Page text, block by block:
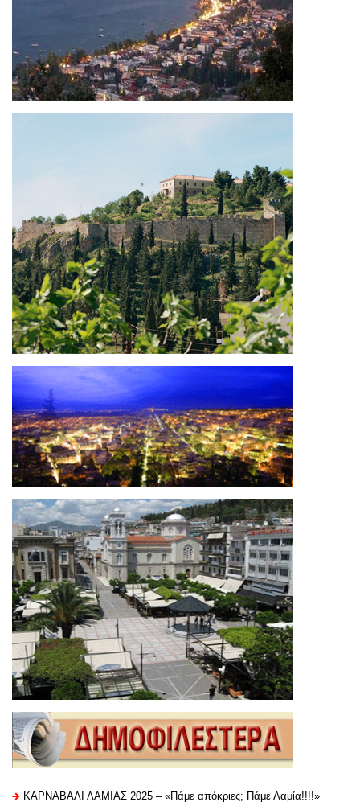
ΚΑΡΝΑΒΑΛΙ ΛΑΜΙΑΣ 2025 – «Πάμε απόκριες; Πάμε Λαμία!!!!»